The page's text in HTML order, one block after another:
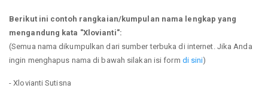
Berikut ini contoh rangkaian/kumpulan nama lengkap yang
mengandung kata "Xlovianti":
(Semua nama dikumpulkan dari sumber terbuka di internet. Jika Anda
ingin menghapus nama di bawah silakan isi form di sini)
- Xlovianti Sutisna